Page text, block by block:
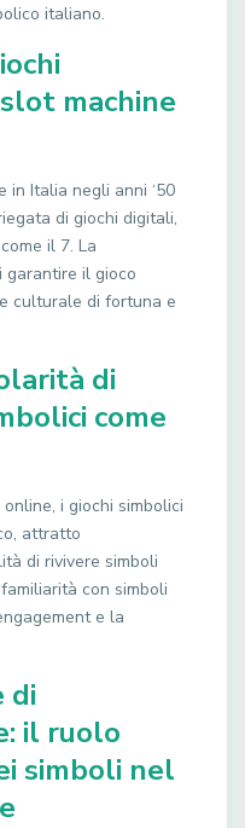
italiano.
machine
in Italia negli anni ‘50
di giochi digitali,
il 7. La
garantire il gioco
culturale di fortuna e
di
come
i giochi simbolici
attratto
di rivivere simboli
con simboli
e la
di
il ruolo
simboli nel